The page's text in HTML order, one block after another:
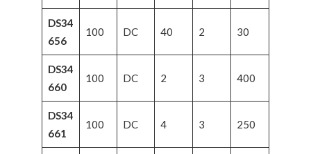
DS34
656
100 DC 40 2 30
DS34
660
100 DC 2 3 400
DS34
661
100 DC 4 3 250